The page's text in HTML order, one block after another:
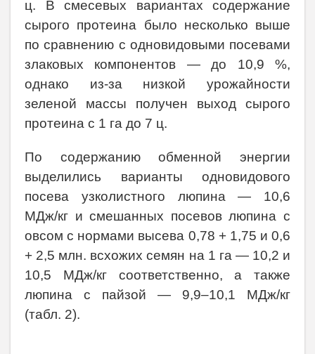
ц. В смесевых вариантах содержание
сырого протеина было несколько выше
по сравнению с одновидовыми посевами
злаковых компонентов — до 10,9 %,
однако из-за низкой урожайности
зеленой массы получен выход сырого
протеина с 1 га до 7 ц.
По содержанию обменной энергии
выделились варианты одновидового
посева узколистного люпина — 10,6
МДж/кг и смешанных посевов люпина с
овсом с нормами высева 0,78 + 1,75 и 0,6
+ 2,5 млн. всхожих семян на 1 га — 10,2 и
10,5 МДж/кг соответственно, а также
люпина с пайзой — 9,9–10,1 МДж/кг
(табл. 2).